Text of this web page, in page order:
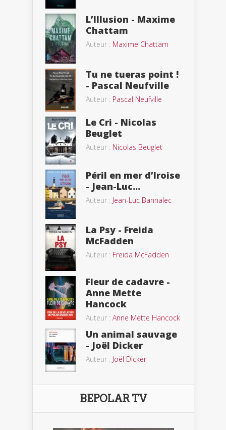
L’Illusion - Maxime
Chattam
Auteur : Maxime Chattam
Tu ne tueras point !
- Pascal Neufville
Auteur : Pascal Neufville
Le Cri - Nicolas
Beuglet
Auteur : Nicolas Beuglet
Péril en mer d’Iroise
- Jean-Luc...
Auteur : Jean-Luc Bannalec
La Psy - Freida
McFadden
Auteur : Freida McFadden
Fleur de cadavre -
Anne Mette
Hancock
Auteur : Anne Mette Hancock
Un animal sauvage
- Joël Dicker
Auteur : Joël Dicker
BEPOLAR TV